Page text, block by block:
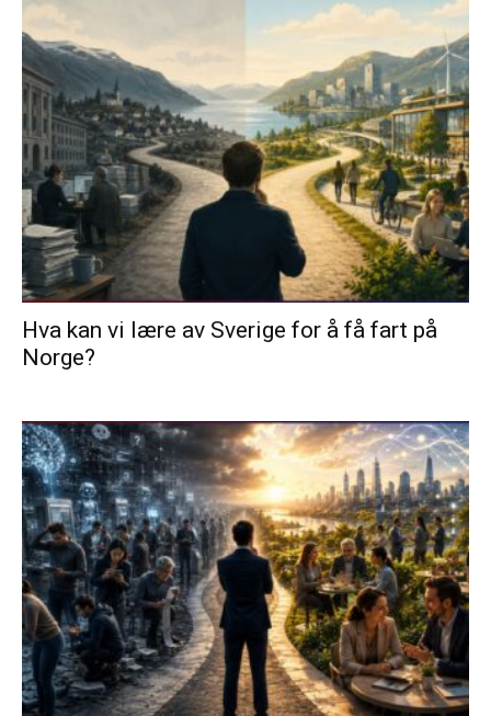
Hva kan vi lære av Sverige for å få fart på
Norge?